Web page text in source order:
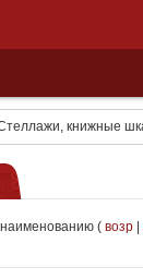
книжные
наименованию ( возр